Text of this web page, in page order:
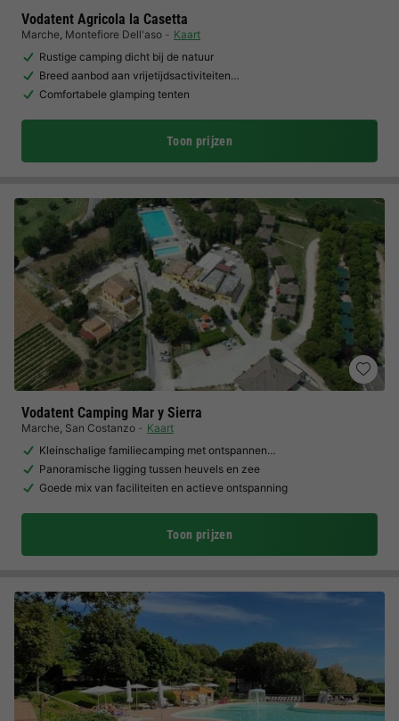
Vodatent Agricola la Casetta
Marche, Montefiore Dell'aso
Kaart
Rustige camping dicht bij de natuur
Breed aanbod aan vrijetijdsactiviteiten…
Comfortabele glamping tenten
Toon prijzen
Vodatent Camping Mar y Sierra
Marche, San Costanzo
Kaart
Kleinschalige familiecamping met ontspannen…
Panoramische ligging tussen heuvels en zee
Goede mix van faciliteiten en actieve ontspanning
Toon prijzen